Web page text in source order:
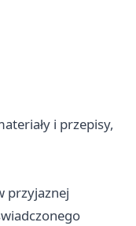
i przepisy,
przyjaznej